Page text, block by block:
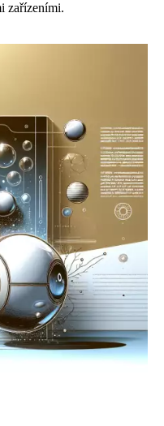
zařízeními.